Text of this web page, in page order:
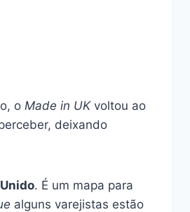
o Made in UKvoltou ao
deixando
. É um mapa para
alguns varejistas estão